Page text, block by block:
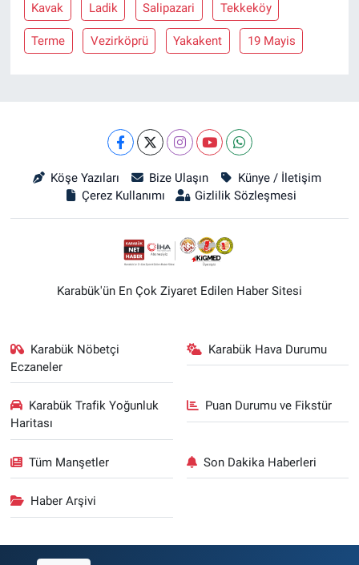
Kavak Ladik Salipazari Tekkeköy
Terme Vezirköprü Yakakent 19 Mayis
Köşe Yazıları Bize Ulaşın
Künye / İletişim
Çerez Kullanımı
Gizlilik Sözleşmesi
Karabük'ün En Çok Ziyaret Edilen Haber Sitesi
Karabük Nöbetçi
Eczaneler
Karabük Hava Durumu
Karabük Trafik Yoğunluk
Haritası
Puan Durumu ve Fikstür
Tüm Manşetler Son Dakika Haberleri
Haber Arşivi